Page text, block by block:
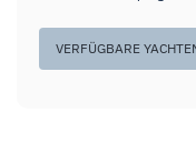
VERFÜGBARE